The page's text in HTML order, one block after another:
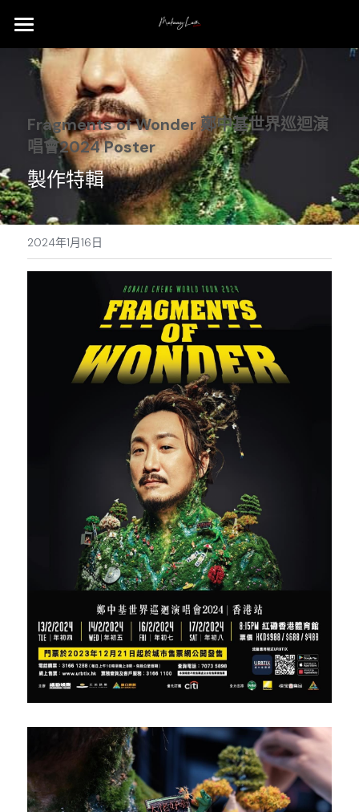
Home
Gallery
PR & PRODUCT
Concert
Info
Fragments of Wonder 鄭中基世界巡迴演
唱會2024 Poster
製作特輯
2024年1月16日